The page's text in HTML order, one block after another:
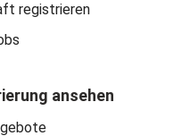
registrieren
ansehen